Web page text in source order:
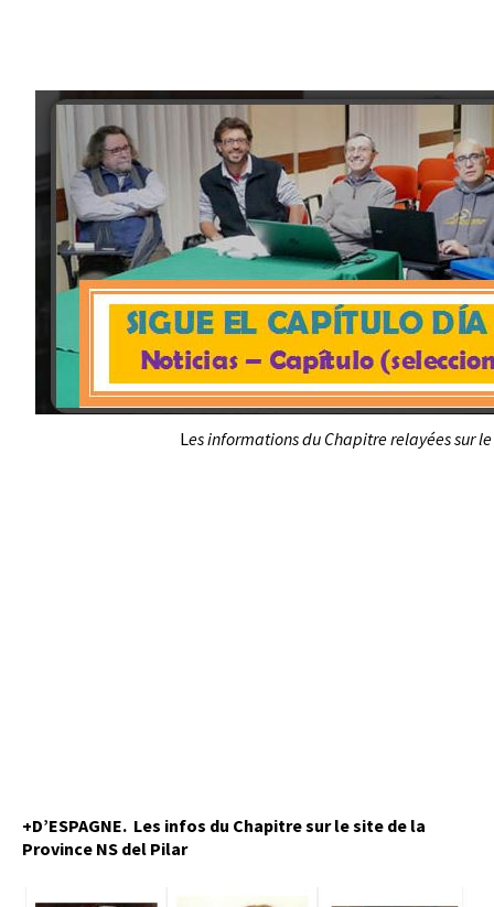
Les informations du Chapitre relayées sur
+D’ESPAGNE. Les infos du Chapitre sur le site de la
Province NS del Pilar